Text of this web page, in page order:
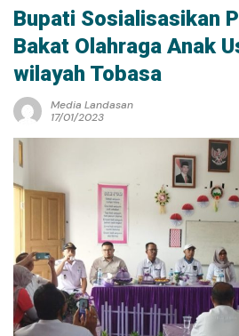
Bupati Sosialisasikan
Bakat Olahraga Anak
wilayah Tobasa
Media Landasan
17/01/2023